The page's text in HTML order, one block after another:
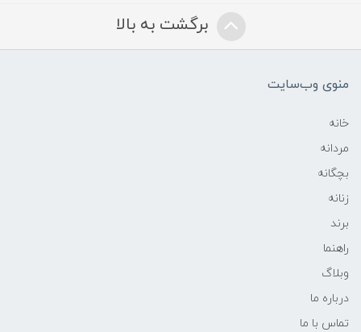
برگشت به بالا
منوی وب‌سایت
خانه
مردانه
بچگانه
زنانه
برند
راهنما
وبلاگ
درباره ما
تماس با ما